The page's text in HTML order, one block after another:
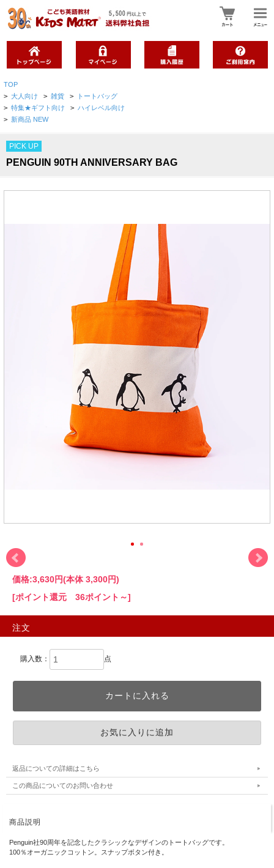
TOP
> 大人向け > 雑貨 > トートバッグ
> 特集★ギフト向け > ハイレベル向け
> 新商品 NEW
PICK UP
PENGUIN 90TH ANNIVERSARY BAG
価格:3,630円(本体 3,300円)
[ポイント還元 36ポイント～]
注文
購入数： 点
返品についての詳細はこちら
この商品についてのお問い合わせ
商品説明
Penguin社90周年を記念したクラシックなデザインのトートバッグです。
100％オーガニックコットン。スナップボタン付き。